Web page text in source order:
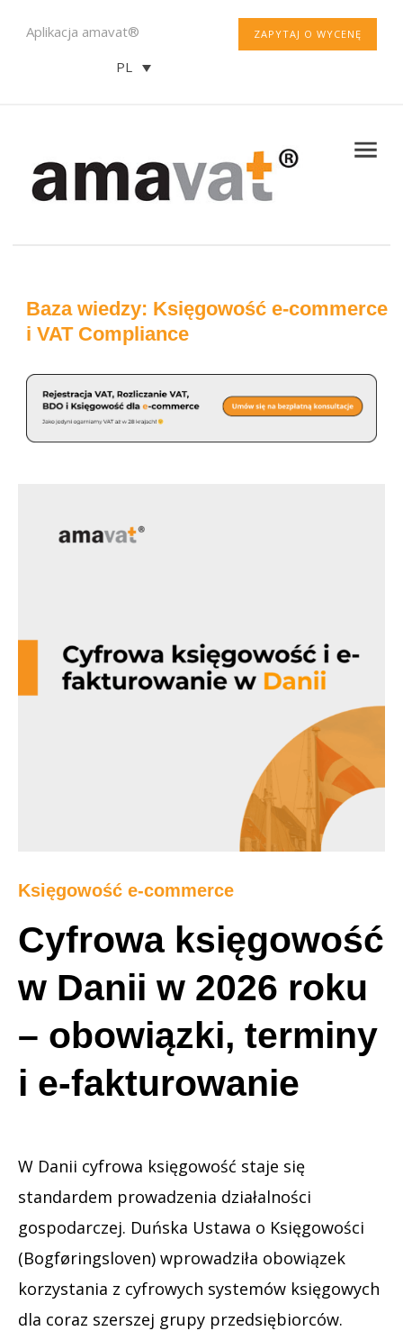
ZAPYTAJ O WYCENĘ
Aplikacja amavat®
PL
Baza wiedzy: Księgowość e-commerce
i VAT Compliance
Księgowość e-commerce
Cyfrowa księgowość
w Danii w 2026 roku
– obowiązki, terminy
i e-fakturowanie
W Danii cyfrowa księgowość staje się
standardem prowadzenia działalności
gospodarczej. Duńska Ustawa o Księgowości
(Bogføringsloven) wprowadziła obowiązek
korzystania z cyfrowych systemów księgowych
dla coraz szerszej grupy przedsiębiorców.